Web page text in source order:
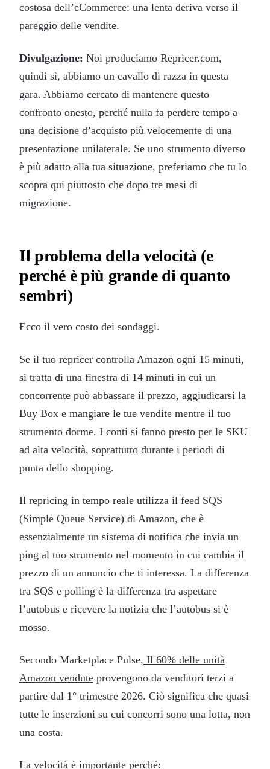
costosa dell’eCommerce: una lenta deriva verso il
pareggio delle vendite.
Divulgazione: Noi produciamo Repricer.com,
quindi sì, abbiamo un cavallo di razza in questa
gara. Abbiamo cercato di mantenere questo
confronto onesto, perché nulla fa perdere tempo a
una decisione d’acquisto più velocemente di una
presentazione unilaterale. Se uno strumento diverso
è più adatto alla tua situazione, preferiamo che tu lo
scopra qui piuttosto che dopo tre mesi di
migrazione.
Il problema della velocità (e
perché è più grande di quanto
sembri)
Ecco il vero costo dei sondaggi.
Se il tuo repricer controlla Amazon ogni 15 minuti,
si tratta di una finestra di 14 minuti in cui un
concorrente può abbassare il prezzo, aggiudicarsi la
Buy Box e mangiare le tue vendite mentre il tuo
strumento dorme. I conti si fanno presto per le SKU
ad alta velocità, soprattutto durante i periodi di
punta dello shopping.
Il repricing in tempo reale utilizza il feed SQS
(Simple Queue Service) di Amazon, che è
essenzialmente un sistema di notifica che invia un
ping al tuo strumento nel momento in cui cambia il
prezzo di un annuncio che ti interessa. La differenza
tra SQS e polling è la differenza tra aspettare
l’autobus e ricevere la notizia che l’autobus si è
mosso.
Secondo Marketplace Pulse, Il 60% delle unità
Amazon vendute provengono da venditori terzi a
partire dal 1° trimestre 2026. Ciò significa che quasi
tutte le inserzioni su cui concorri sono una lotta, non
una costa.
La velocità è importante perché: